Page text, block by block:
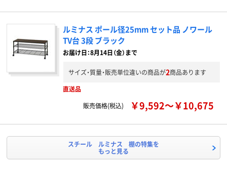
ルミナス ポール径25mm セット品 ノワール
TV台 3段 ブラック
お届け日：8月14日（金）まで
サイズ・質量・販売単位違いの商品が2商品あります
直送品
販売価格(税込)
￥9,592～￥10,675
スチール ルミナス 棚の特集を
もっと見る